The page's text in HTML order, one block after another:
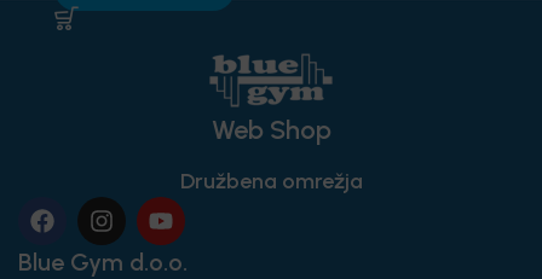
Web Shop
Družbena omrežja
Blue Gym d.o.o.